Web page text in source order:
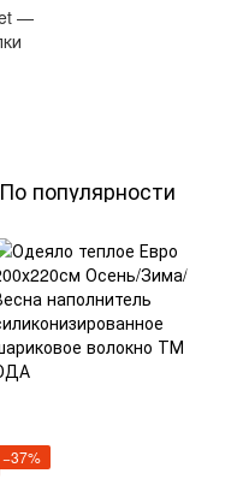
По популярности
−37%